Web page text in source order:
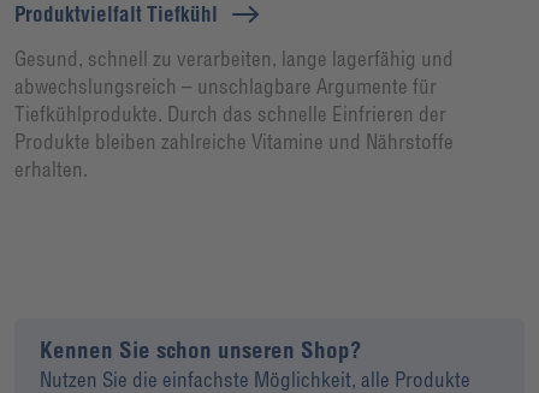
Produktvielfalt Tiefkühl
Gesund, schnell zu verarbeiten, lange lagerfähig und
abwechslungsreich – unschlagbare Argumente für
Tiefkühlprodukte. Durch das schnelle Einfrieren der
Produkte bleiben zahlreiche Vitamine und Nährstoffe
erhalten.
Kennen Sie schon unseren Shop?
Nutzen Sie die einfachste Möglichkeit, alle Produkte